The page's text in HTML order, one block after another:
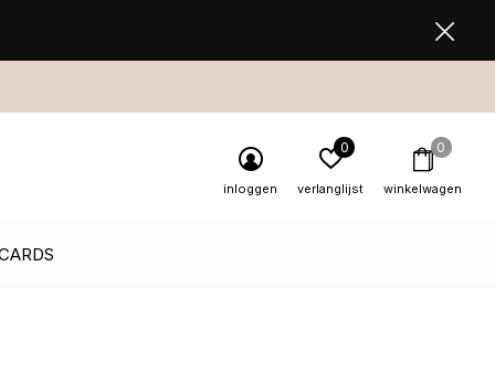
inloggen verlanglijst
0
winkelwagen
0